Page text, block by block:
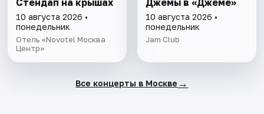
Стендап на крышах
10 августа 2026 •
понедельник
Отель «Novotel Москва
Центр»
Джемы в «Джеме»
10 августа 2026 •
понедельник
Jam Club
Все концерты в Москве →